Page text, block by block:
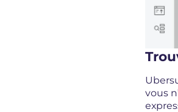
vous